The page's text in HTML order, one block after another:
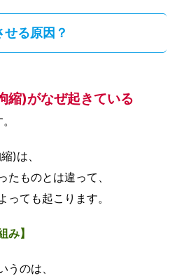
る原因？
縮)がなぜ起きている
)は、
ものとは違って、
っても起こります。
み】
のは、